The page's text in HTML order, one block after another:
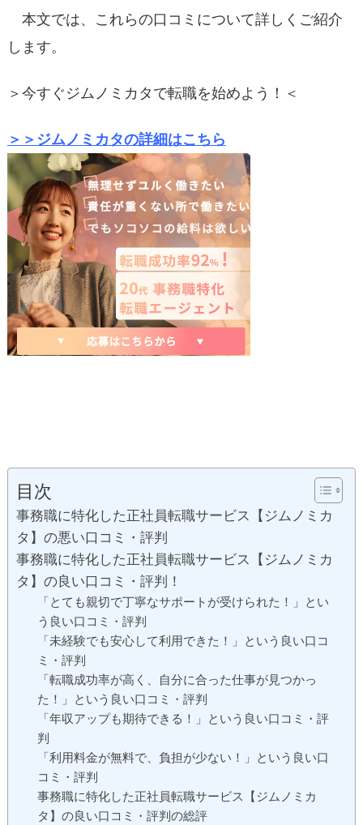
本文では、これらの口コミについて詳しくご紹介
します。
＞今すぐジムノミカタで転職を始めよう！＜
＞＞ジムノミカタの詳細はこちら
目次
事務職に特化した正社員転職サービス【ジムノミカ
タ】の悪い口コミ・評判
事務職に特化した正社員転職サービス【ジムノミカ
タ】の良い口コミ・評判！
「とても親切で丁寧なサポートが受けられた！」とい
う良い口コミ・評判
「未経験でも安心して利用できた！」という良い口コ
ミ・評判
「転職成功率が高く、自分に合った仕事が見つかっ
た！」という良い口コミ・評判
「年収アップも期待できる！」という良い口コミ・評
判
「利用料金が無料で、負担が少ない！」という良い口
コミ・評判
事務職に特化した正社員転職サービス【ジムノミカ
タ】の良い口コミ・評判の総評